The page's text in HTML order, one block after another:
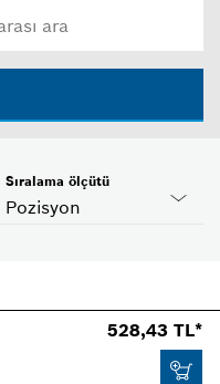
Pozisyon
Sıralama ölçütü
528,43 TL*